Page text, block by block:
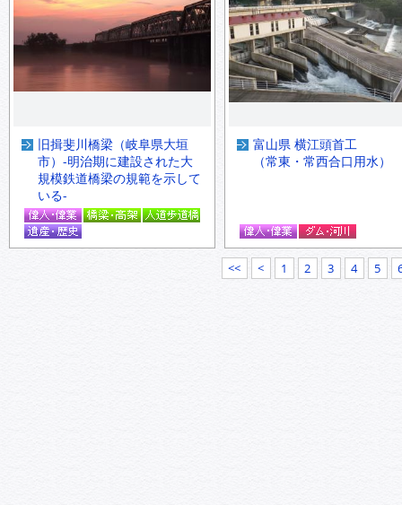
旧揖斐川橋梁（岐阜県大垣
市）-明治期に建設された大
規模鉄道橋梁の規範を示して
いる-
富山県 横江頭首工
（常東・常西合口用水）
<< < 1 2 3 4 5